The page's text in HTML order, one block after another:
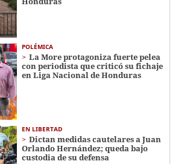
POLÉMICA
La More protagoniza fuerte pelea
con periodista que criticó su fichaje
en Liga Nacional de Honduras
EN LIBERTAD
Dictan medidas cautelares a Juan
Orlando Hernández; queda bajo
custodia de su defensa